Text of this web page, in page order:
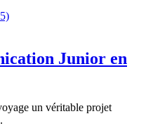
Junior en
un véritable projet